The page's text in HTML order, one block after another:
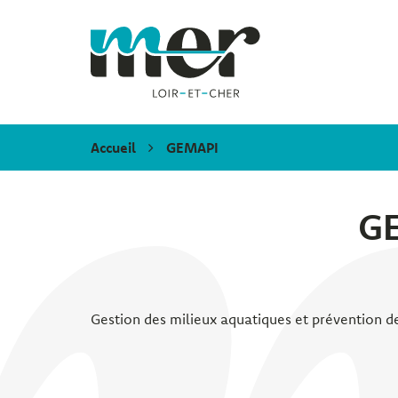
Mer
Accueil GEMAPI
Gestion des milieux aquatiques et prévention